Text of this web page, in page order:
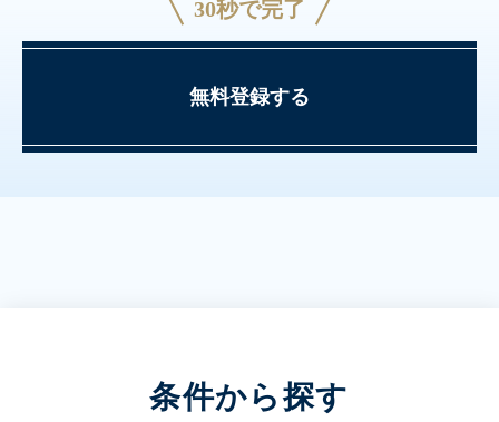
30秒で完了
無料登録する
条件から探す